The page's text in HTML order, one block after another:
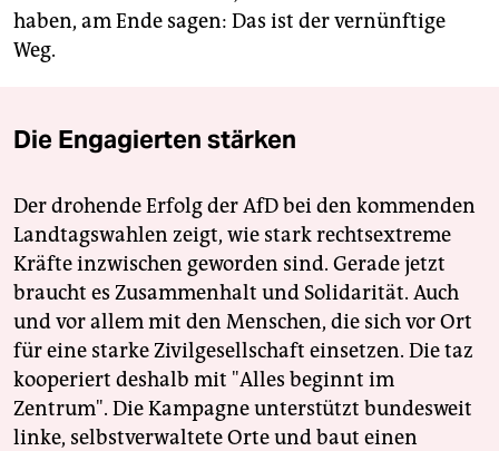
haben, am Ende sagen: Das ist der vernünftige
Weg.
Die Engagierten stärken
Der drohende Erfolg der AfD bei den kommenden
Landtagswahlen zeigt, wie stark rechtsextreme
Kräfte inzwischen geworden sind. Gerade jetzt
braucht es Zusammenhalt und Solidarität. Auch
und vor allem mit den Menschen, die sich vor Ort
für eine starke Zivilgesellschaft einsetzen. Die taz
kooperiert deshalb mit "Alles beginnt im
Zentrum". Die Kampagne unterstützt bundesweit
linke, selbstverwaltete Orte und baut einen